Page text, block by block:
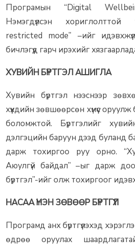
Програмын “Digital
Нэмэгдүүлсэн
restricted mode” –ийг
бичлэгүүд гарч ирэхийг
ХУВИЙН БҮРТГЭЛ АШИГЛА
Хувийн бүртгэл нээснээр
хүүхдийн зөвшөөрсөн хүмүүс оруулж
боломжтой. Бүртгэлийг
дэлгэцийн баруун дээд буланд
дарж тохиргоо руу орно.
Аюулгүй байдал” –ыг дарж
бүртгэл”-ийг олж тохиргоог
НАСАА ҮНЭН ЗӨВӨӨР БҮРТГҮҮЛ
Програмд анх бүртгүүлэхэд
өдрөө оруулах